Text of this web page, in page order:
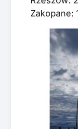
Zakopane: